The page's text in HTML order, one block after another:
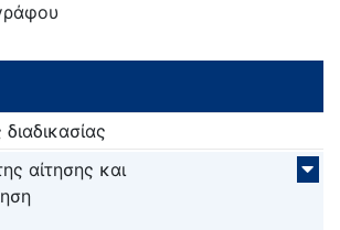
αίτησης και